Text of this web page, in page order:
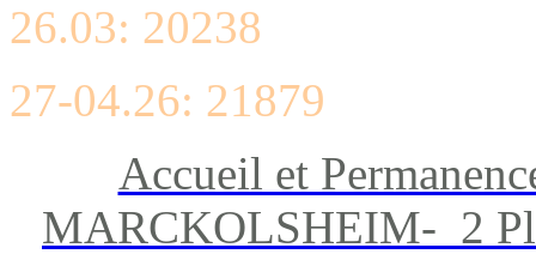
26.03: 20238
27-04.26: 21879
Accueil et
MARCKOLSHEIM- 2